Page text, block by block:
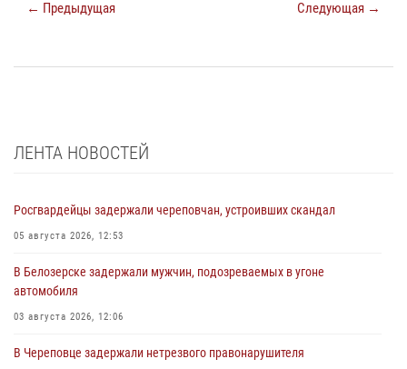
← Предыдущая Следующая →
ЛЕНТА НОВОСТЕЙ
Росгвардейцы задержали череповчан, устроивших скандал
05 августа 2026, 12:53
В Белозерске задержали мужчин, подозреваемых в угоне
автомобиля
03 августа 2026, 12:06
В Череповце задержали нетрезвого правонарушителя